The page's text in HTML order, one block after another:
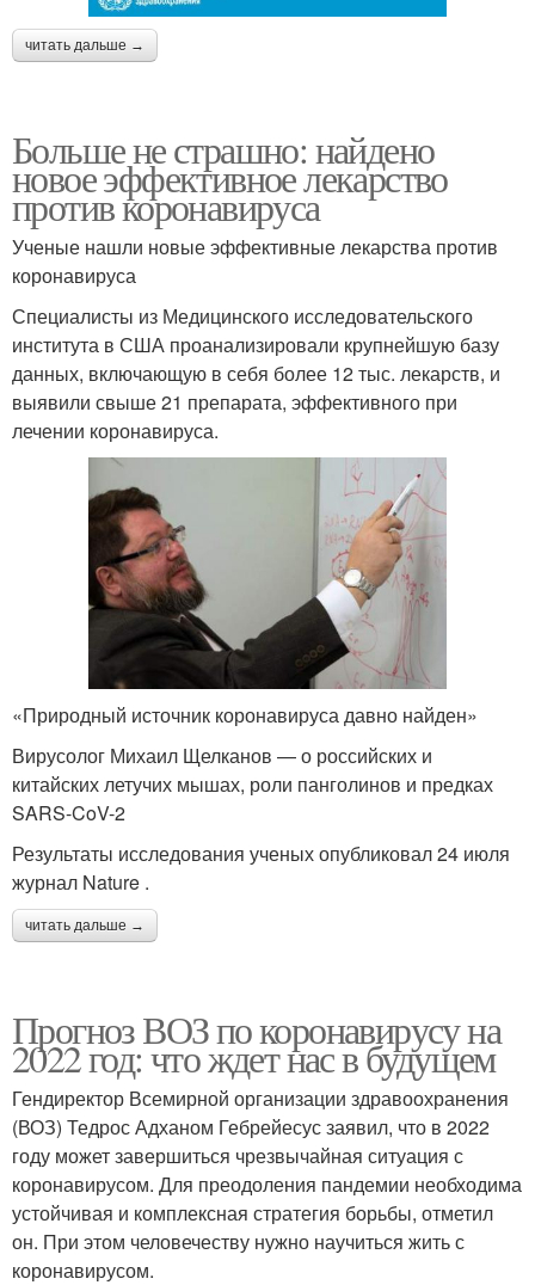
читать дальше →
Больше не страшно: найдено
новое эффективное лекарство
против коронавируса
Ученые нашли новые эффективные лекарства против
коронавируса
Специалисты из Медицинского исследовательского
института в США проанализировали крупнейшую базу
данных, включающую в себя более 12 тыс. лекарств, и
выявили свыше 21 препарата, эффективного при
лечении коронавируса.
«Природный источник коронавируса давно найден»
Вирусолог Михаил Щелканов — о российских и
китайских летучих мышах, роли панголинов и предках
SARS-CoV-2
Результаты исследования ученых опубликовал 24 июля
журнал Nature .
читать дальше →
Прогноз ВОЗ по коронавирусу на
2022 год: что ждет нас в будущем
Гендиректор Всемирной организации здравоохранения
(ВОЗ) Тедрос Адханом Гебрейесус заявил, что в 2022
году может завершиться чрезвычайная ситуация с
коронавирусом. Для преодоления пандемии необходима
устойчивая и комплексная стратегия борьбы, отметил
он. При этом человечеству нужно научиться жить с
коронавирусом.